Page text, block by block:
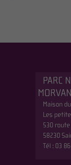
PARC
MORVAN
Maison
Les
530 route
58230
Tél : 03